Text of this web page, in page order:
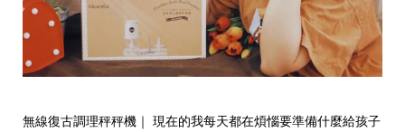
無線復古調理秤秤機｜ 現在的我每天都在煩惱要準備什麼給孩子